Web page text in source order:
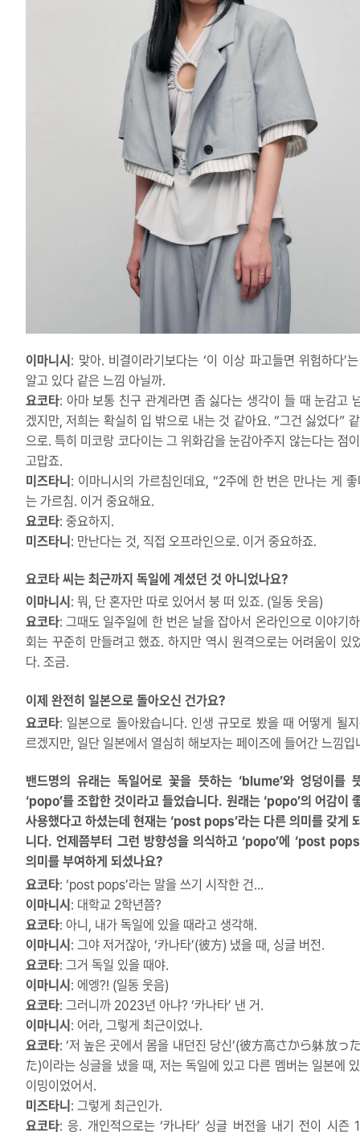
이마니시 : 맞아. 비결이라기보다는 ‘이 이상 파고들면 위험하다’
알고 있다 같은 느낌 아닐까.
요코타: 아마 보통 친구 관계라면 좀 싫다는 생각이 들 때 눈감고
겠지만, 저희는 확실히 입 밖으로 내는 것 같아요. “그건 싫었다”
으로. 특히 미코랑 코다이는 그 위화감을 눈감아주지 않는다는 점
고맙죠.
미즈타니 : 이마니시의 가르침인데요, “2주에 한 번은 만나는 게 좋
는 가르침. 이거 중요해요.
요코타: 중요하지.
미즈타니 : 만난다는 것, 직접 오프라인으로. 이거 중요하죠.
요코타 씨는 최근까지 독일에 계셨던 것 아니었나요?
이마니시 : 뭐, 단 혼자만 따로 있어서 붕 떠 있죠. (일동 웃음)
요코타: 그때도 일주일에 한 번은 날을 잡아서 온라인으로 이야기
회는 꾸준히 만들려고 했죠. 하지만 역시 원격으로는 어려움이 있
다. 조금.
이제 완전히 일본으로 돌아오신 건가요?
요코타: 일본으로 돌아왔습니다. 인생 규모로 봤을 때 어떻게 될
르겠지만, 일단 일본에서 열심히 해보자는 페이즈에 들어간 느낌입
밴드명의 유래는 독일어로 꽃을 뜻하는 ‘blume’와 엉덩이를
‘popo’를 조합한 것이라고 들었습니다. 원래는 ‘popo’의 어감이
사용했다고 하셨는데 현재는 ‘post pops’라는 다른 의미를 갖게
니다. 언제쯤부터 그런 방향성을 의식하고 ‘popo’에 ‘post
의미를 부여하게 되셨나요?
요코타: ‘post pops’라는 말을 쓰기 시작한 건…
이마니시 : 대학교 2학년쯤?
요코타: 아니, 내가 독일에 있을 때라고 생각해.
이마니시 : 그야 저거잖아, ‘카나타’(彼方) 냈을 때, 싱글 버전.
요코타: 그거 독일 있을 때야.
이마니시 : 에엥?! (일동 웃음)
요코타: 그러니까 2023년 아냐? ‘카나타’ 낸 거.
이마니시 : 어라, 그렇게 최근이었나.
요코타: ‘저 높은 곳에서 몸을 내던진 당신’(彼方高さから躰放っ
た)이라는 싱글을 냈을 때, 저는 독일에 있고 다른 멤버는 일본에
이밍이었어서.
미즈타니 : 그렇게 최근인가.
요코타: 응. 개인적으로는 ‘카나타’ 싱글 버전을 내기 전이 시즌